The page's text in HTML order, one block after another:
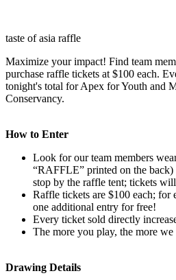
taste of asia raffle
Maximize your impact! Find team
purchase raffle tickets at $100 each.
tonight's total for Apex for Youth and
Conservancy.
How to Enter
Look for our team members
“RAFFLE” printed on the
stop by the raffle tent; tickets
Raffle tickets are $100 each; for
one additional entry for free!
Every ticket sold directly
The more you play, the more we
Drawing Details